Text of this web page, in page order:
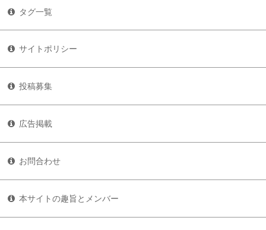
タグ一覧
サイトポリシー
投稿募集
広告掲載
お問合わせ
本サイトの趣旨とメンバー